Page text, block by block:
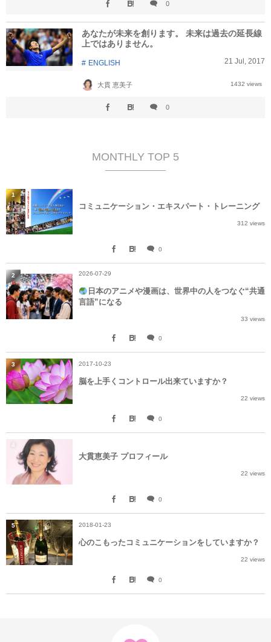
0
あなたが未来を創ります。 未来は過去の延長線
上ではありません。
ENGLISH 21 Jul 2017
大貫 恵美子 1432 views
0
MONTHLY TOP 5
コミュニケーション・エキスパート・トレーニング
312 views
0
1
2026-07-29
日本のアニメや漫画は、世界中の人をつなぐ“共通
言語”になる
33 views
0
2
2017-10-23
脳を上手くコントロール出来ていますか？
22 views
0
3
大貫恵美子 プロフィール
22 views
0
4
2018-01-23
心のこもったコミュニケーションをしていますか？
22 views
0
5